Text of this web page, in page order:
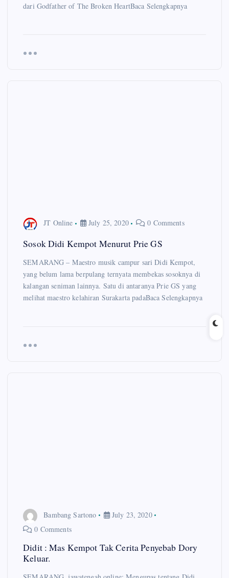
dari Godfather of The Broken HeartBaca Selengkapnya
JT Online July 25, 2020 0 Comments
Sosok Didi Kempot Menurut Prie GS
SEMARANG – Maestro musik campur sari Didi Kempot,
yang belum lama berpulang ternyata membekas sosoknya di
kalangan seniman lainnya. Satu di antaranya Prie GS yang
melihat maestro kelahiran Surakarta padaBaca Selengkapnya
Bambang Sartono
July 23, 2020
0 Comments
Didit : Mas Kempot Tak Cerita Penyebab Dory
Keluar.